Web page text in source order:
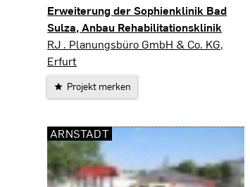
Erweiterung der Sophienklinik Bad
Sulza, Anbau Rehabilitationsklinik
Bad Sulza
RJ . Planungsbüro GmbH & Co. KG,
Erfurt
Projekt merken
ARNSTADT